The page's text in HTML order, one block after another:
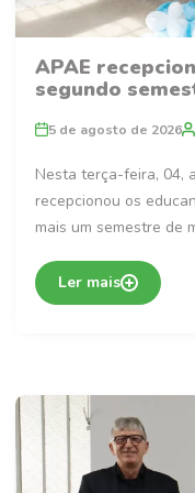
APAE
segundo
5 de agosto de 2026
Nesta terça-feira, 04,
recepcionou os
mais um semestre de
Ler mais